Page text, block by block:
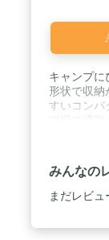
キャンプに
形状で収納
すいコンパ
みんなの
まだレビ